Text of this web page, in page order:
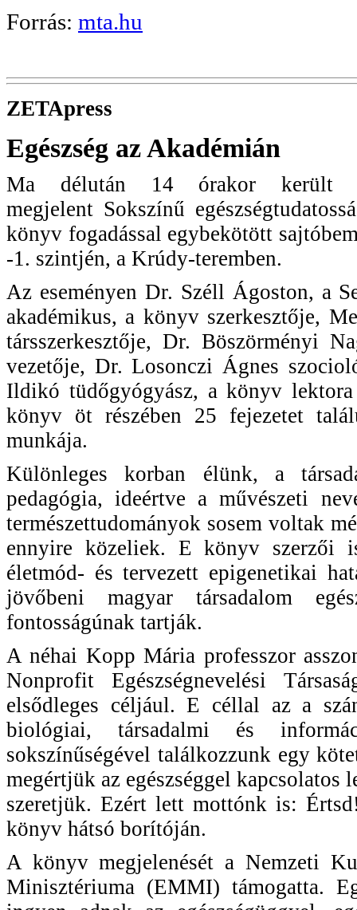
Forrás: mta.hu
ZETApress
Egészség az Akadémián
Ma délután 14 órakor
megjelent Sokszínű
könyv fogadással egybekötött
-1. szintjén, a Krúdy-teremben.
Az eseményen Dr. Széll Ágoston, a
akadémikus, a könyv szerkesztője,
társszerkesztője, Dr. Böszörményi
vezetője, Dr. Losonczi Ágnes
Ildikó tüdőgyógyász, a könyv
könyv öt részében 25 fejezetet
munkája.
Különleges korban élünk, a
pedagógia, ideértve a művészeti
természettudományok sosem voltak
ennyire közeliek. E könyv szerzői
életmód- és tervezett epigenetikai
jövőbeni magyar társadalom
fontosságúnak tartják.
A néhai Kopp Mária professzor
Nonprofit Egészségnevelési
elsődleges céljául. E céllal az a
biológiai, társadalmi és
sokszínűségével találkozzunk egy
megértjük az egészséggel
szeretjük. Ezért lett mottónk is:
könyv hátsó borítóján.
A könyv megjelenését a Nemzeti
Minisztériuma (EMMI) támogatta.